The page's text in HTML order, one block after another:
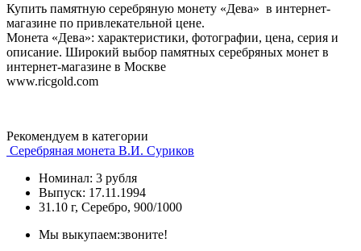
Купить памятную серебряную монету «Дева» в интернет-
магазине по привлекательной цене.
Монета «Дева»: характеристики, фотографии, цена, серия и
описание. Широкий выбор памятных серебряных монет в
интернет-магазине в Москве
www.ricgold.com
Рекомендуем в категории
Серебряная монета В.И. Суриков
Номинал: 3 рубля
Выпуск: 17.11.1994
31.10 г, Серебро, 900/1000
Мы выкупаем:звоните!